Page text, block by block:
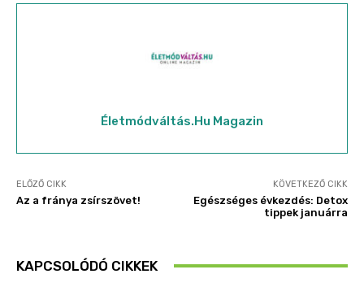
Életmódváltás.hu Magazin
ELŐZŐ CIKK
Az a fránya zsírszövet!
KÖVETKEZŐ CIKK
Egészséges évkezdés: Detox
tippek januárra
KAPCSOLÓDÓ CIKKEK